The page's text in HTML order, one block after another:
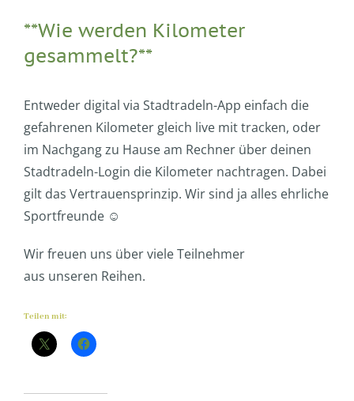
**Wie werden Kilometer
gesammelt?**
Entweder digital via Stadtradeln-App einfach die
gefahrenen Kilometer gleich live mit tracken, oder
im Nachgang zu Hause am Rechner über deinen
Stadtradeln-Login die Kilometer nachtragen. Dabei
gilt das Vertrauensprinzip. Wir sind ja alles ehrliche
Sportfreunde ☺
Wir freuen uns über viele Teilnehmer
aus unseren Reihen.
Teilen mit: